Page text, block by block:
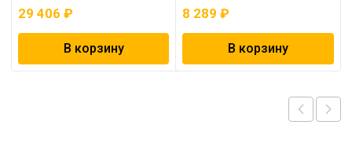
29 406 ₽
В корзину
8 289₽
В корзину